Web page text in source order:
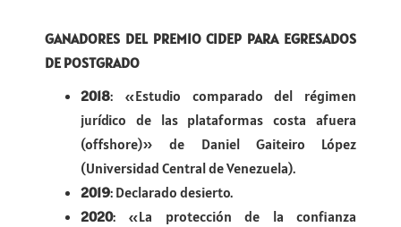
GANADORES DEL PREMIO CIDEP PARA EGRESADOS
DE POSTGRADO
2018: «Estudio comparado del régimen
jurídico de las plataformas costa afuera
(offshore)» de Daniel Gaiteiro López
(Universidad Central de Venezuela).
2019: Declarado desierto.
2020: «La protección de la confianza